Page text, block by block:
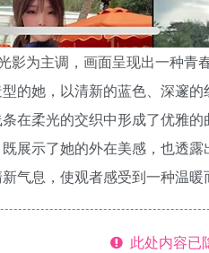
影为主调，画面呈现出一种
的她，以清新的蓝色、深邃
在柔光的交织中形成了优雅
展示了她的外在美感，也透
气息，使观者感受到一种温暖
此处内容已